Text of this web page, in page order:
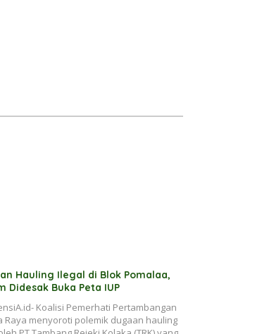
Hauling Ilegal di Blok Pomalaa,
Didesak Buka Peta IUP
Koalisi Pemerhati Pertambangan
Raya menyoroti polemik dugaan hauling